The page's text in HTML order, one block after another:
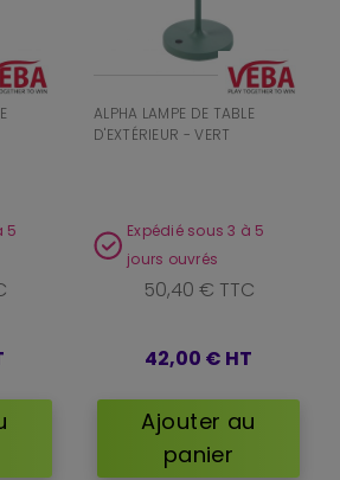
5
ALPHA LAMPE DE TABLE
D'EXTÉRIEUR - VERT
Expédié sous 3 à 5
jours ouvrés
50,40 € TTC
42,00 € HT
Ajouter au
panier